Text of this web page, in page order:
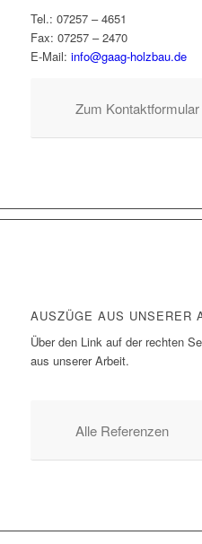
Tel.: 07257 – 4651
Fax: 07257 – 2470
E-Mail: info@gaag-holzbau.de
Zum Kontaktformular
AUSZÜGE AUS UNSERER
Über den Link auf der rechten
aus unserer Arbeit.
Alle Referenzen